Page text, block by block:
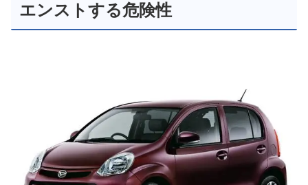
エンストする危険性